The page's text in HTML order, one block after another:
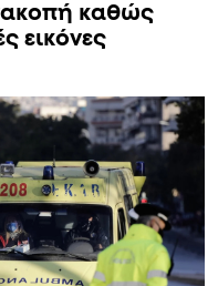
καθώς
εικόνες